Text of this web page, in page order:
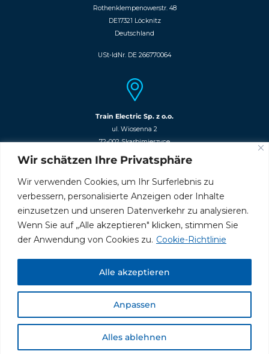
Wir schätzen Ihre Privatsphäre
Wir verwenden Cookies, um Ihr Surferlebnis zu
verbessern, personalisierte Anzeigen oder Inhalte
einzusetzen und unseren Datenverkehr zu analysieren.
Wenn Sie auf „Alle akzeptieren" klicken, stimmen Sie
der Anwendung von Cookies zu. Cookie-Richtlinie
Anpassen
Alles ablehnen
Alle akzeptieren
Rothenklempenowerstr. 48
DE17321 Löcknitz
Deutschland
USt-IdNr. DE 266770064
Train Electric Sp. z o.o.
ul. Wiosenna 2
72-002 Skarbimierzyce
NIP: 8522465989
REGON: 320114925
RODO
© 2026 byTrain Electric. Alle Rechte vorbehalten.
Datenschutz und Cookie Richtlinie Datenschutz
Design und Implementierung:
Prowadzenie social mediów|